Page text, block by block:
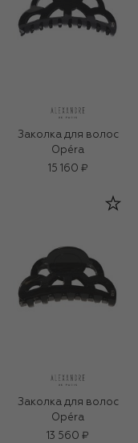
Заколка для волос
Opéra
15 160 ₽
Заколка для волос
Opéra
13 560 ₽